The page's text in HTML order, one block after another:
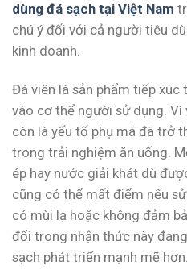
dùng đá sạch tại Việt Nam
chú ý đối với cả người tiêu
kinh doanh.
Đá viên là sản phẩm tiếp
vào cơ thể người sử dụng. Vì
còn là yếu tố phụ mà đã trở
trong trải nghiệm ăn uống.
ép hay nước giải khát dù
cũng có thể mất điểm nếu
có mùi lạ hoặc không đảm
đổi trong nhận thức này
sạch phát triển mạnh mẽ hơn.